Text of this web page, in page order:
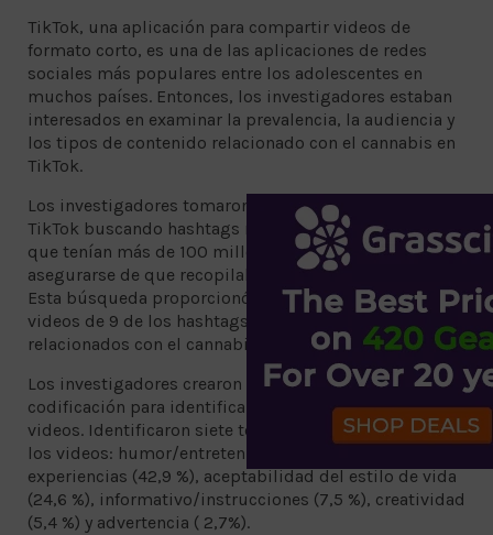
TikTok, una aplicación para compartir videos de
formato corto, es una de las aplicaciones de redes
sociales más populares entre los adolescentes en
muchos países. Entonces, los investigadores estaban
interesados ​​​​en examinar la prevalencia, la audiencia y
los tipos de contenido relacionado con el cannabis en
TikTok.
Los investigadores tomaron muestras de videos en
TikTok buscando hashtags relevantes (es decir, #weed)
que tenían más de 100 millones de visitas para
asegurarse de que recopilaban el contenido más visto.
Esta búsqueda proporcionó una muestra final de 881
videos de 9 de los hashtags más populares
relacionados con el cannabis.
Los investigadores crearon un esquema de
codificación para identificar los temas de estos
videos. Identificaron siete temas clave presentes en
los videos: humor/entretenimiento (71,7 %),
experiencias (42,9 %), aceptabilidad del estilo de vida
(24,6 %), informativo/instrucciones (7,5 %), creatividad
(5,4 %) y advertencia ( 2,7%).